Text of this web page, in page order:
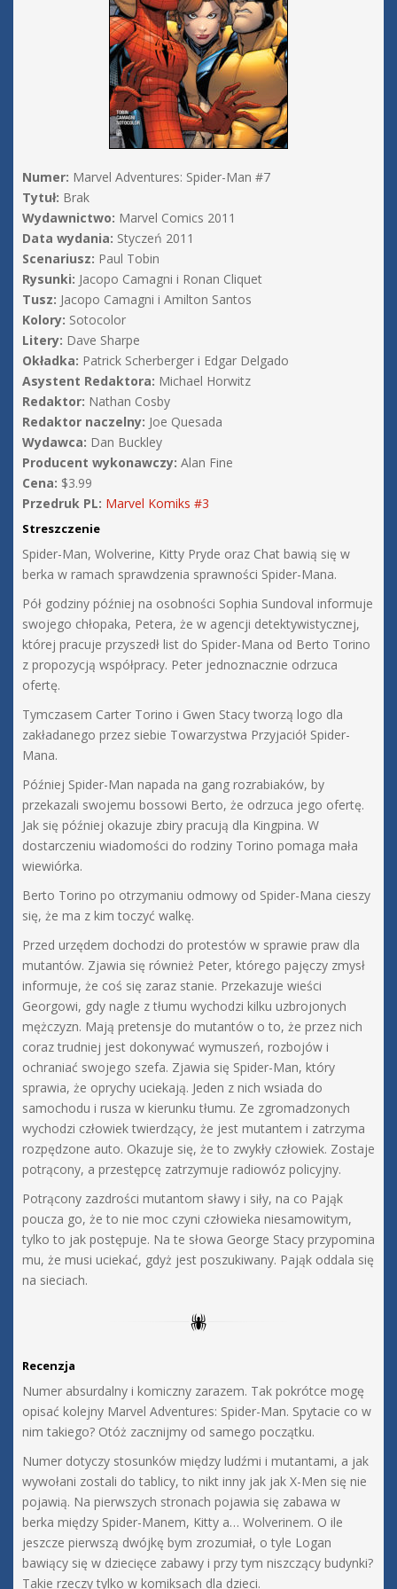
Numer: Marvel Adventures: Spider-Man #7
Tytuł: Brak
Wydawnictwo: Marvel Comics 2011
Data wydania: Styczeń 2011
Scenariusz: Paul Tobin
Rysunki: Jacopo Camagni i Ronan Cliquet
Tusz: Jacopo Camagni i Amilton Santos
Kolory: Sotocolor
Litery: Dave Sharpe
Okładka: Patrick Scherberger i Edgar Delgado
Asystent Redaktora: Michael Horwitz
Redaktor: Nathan Cosby
Redaktor naczelny: Joe Quesada
Wydawca: Dan Buckley
Producent wykonawczy: Alan Fine
Cena: $3.99
Przedruk PL: Marvel Komiks #3
Streszczenie
Spider-Man, Wolverine, Kitty Pryde oraz Chat bawią się w
berka w ramach sprawdzenia sprawności Spider-Mana.
Pół godziny później na osobności Sophia Sundoval informuje
swojego chłopaka, Petera, że w agencji detektywistycznej,
której pracuje przyszedł list do Spider-Mana od Berto Torino
z propozycją współpracy. Peter jednoznacznie odrzuca
ofertę.
Tymczasem Carter Torino i Gwen Stacy tworzą logo dla
zakładanego przez siebie Towarzystwa Przyjaciół Spider-
Mana.
Później Spider-Man napada na gang rozrabiaków, by
przekazali swojemu bossowi Berto, że odrzuca jego ofertę.
Jak się później okazuje zbiry pracują dla Kingpina. W
dostarczeniu wiadomości do rodziny Torino pomaga mała
wiewiórka.
Berto Torino po otrzymaniu odmowy od Spider-Mana cieszy
się, że ma z kim toczyć walkę.
Przed urzędem dochodzi do protestów w sprawie praw dla
mutantów. Zjawia się również Peter, którego pajęczy zmysł
informuje, że coś się zaraz stanie. Przekazuje wieści
Georgowi, gdy nagle z tłumu wychodzi kilku uzbrojonych
mężczyzn. Mają pretensje do mutantów o to, że przez nich
coraz trudniej jest dokonywać wymuszeń, rozbojów i
ochraniać swojego szefa. Zjawia się Spider-Man, który
sprawia, że oprychy uciekają. Jeden z nich wsiada do
samochodu i rusza w kierunku tłumu. Ze zgromadzonych
wychodzi człowiek twierdzący, że jest mutantem i zatrzyma
rozpędzone auto. Okazuje się, że to zwykły człowiek. Zostaje
potrącony, a przestępcę zatrzymuje radiowóz policyjny.
Potrącony zazdrości mutantom sławy i siły, na co Pająk
poucza go, że to nie moc czyni człowieka niesamowitym,
tylko to jak postępuje. Na te słowa George Stacy przypomina
mu, że musi uciekać, gdyż jest poszukiwany. Pająk oddala się
na sieciach.
Recenzja
Numer absurdalny i komiczny zarazem. Tak pokrótce mogę
opisać kolejny Marvel Adventures: Spider-Man. Spytacie co w
nim takiego? Otóż zacznijmy od samego początku.
Numer dotyczy stosunków między ludźmi i mutantami, a jak
wywołani zostali do tablicy, to nikt inny jak jak X-Men się nie
pojawią. Na pierwszych stronach pojawia się zabawa w
berka między Spider-Manem, Kitty a… Wolverinem. O ile
jeszcze pierwszą dwójkę bym zrozumiał, o tyle Logan
bawiący się w dziecięce zabawy i przy tym niszczący budynki?
Takie rzeczy tylko w komiksach dla dzieci.